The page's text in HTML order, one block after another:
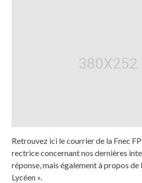
Retrouvez ici le courrier de la Fnec
rectrice concernant nos dernières
réponse, mais également à propos de
Lycéen ».